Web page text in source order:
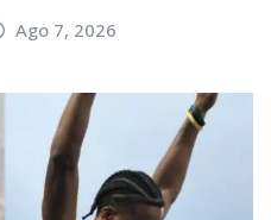
Ago 7, 2026